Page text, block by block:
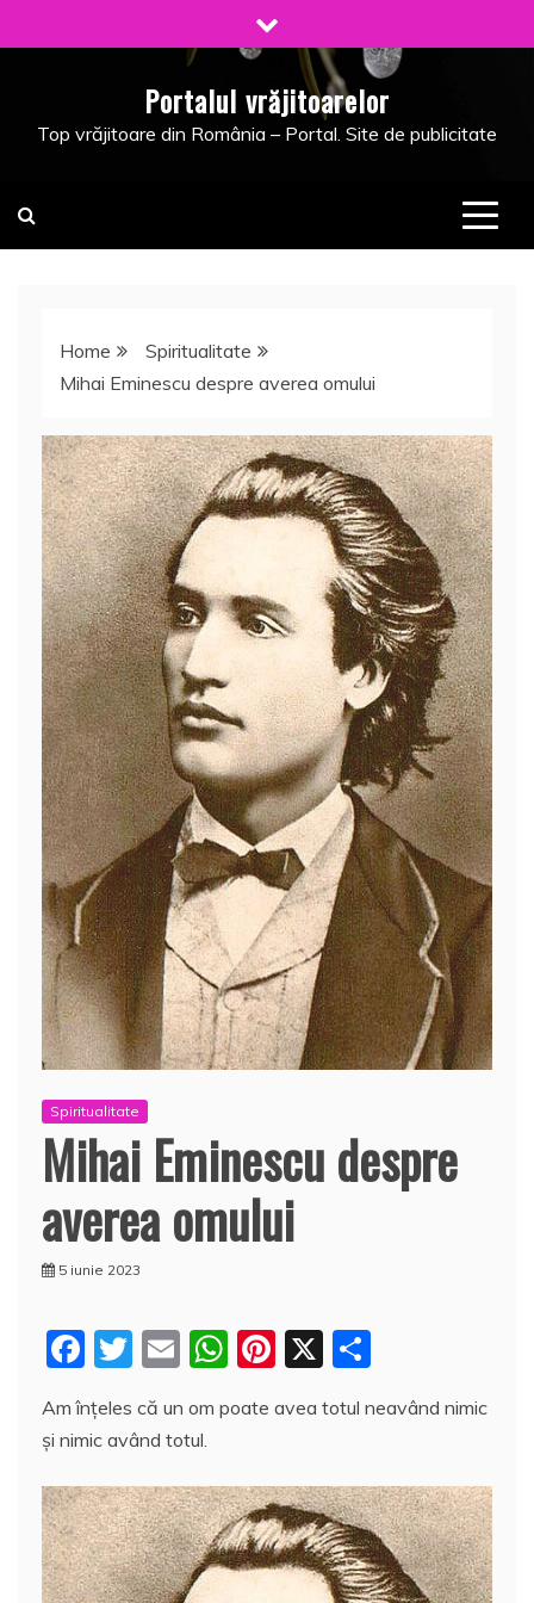
to
Portalul vrăjitoarelor
Top vrăjitoare din România – Portal. Site de publicitate
Home
Spiritualitate
Mihai Eminescu despre averea omului
Spiritualitate
Mihai Eminescu despre
averea omului
5 iunie 2023
F
c
b
o
o
T
w
itt
E
ai
W
at
A
p
p
Pi
er
st
X
rt
e
a
z
Am înţeles că un om poate avea totul neavând nimic
şi nimic având totul.